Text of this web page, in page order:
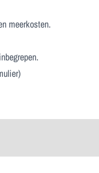
meerkosten.